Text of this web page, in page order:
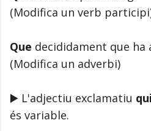
(Modifica un verb
Que decididament que ha
(Modifica un adverbi)
▶️ L'adjectiu exclamatiu
és variable.